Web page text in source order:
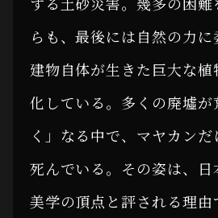
らも、最後には自然の力
建物自体が生きた巨大な植
化している。多くの廃墟が
く」なる中で、マヤカンだ
死んでいる。その姿は、日
美学の頂点と評される理由